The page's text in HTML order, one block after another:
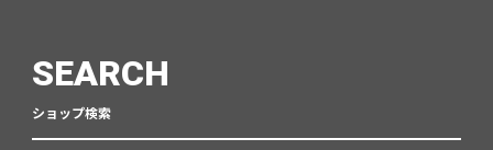
SEARCH
ショップ検索